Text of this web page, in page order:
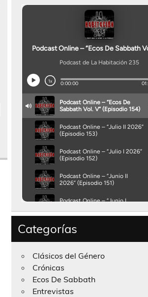
Categorías
Clásicos del Género
Crónicas
Ecos De Sabbath
Entrevistas